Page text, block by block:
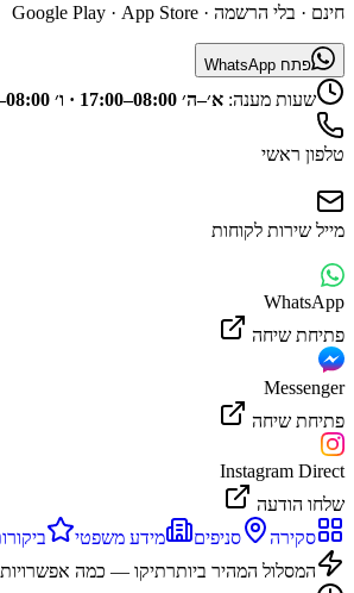
חינם · בלי הרשמה · App Store
·
Google Play
פתח WhatsApp
שעות מענה: א׳–ה׳ 08:00–17:00 · ו׳ 08:00–12:00
טלפון ראשי
מייל שירות לקוחות
WhatsApp
פתיחת שיחה
Messenger
פתיחת שיחה
Instagram Direct
שלחו הודעה
סקירה
סניפים מידע משפטי
המסלול המהיר ביותרתיקו — כמה